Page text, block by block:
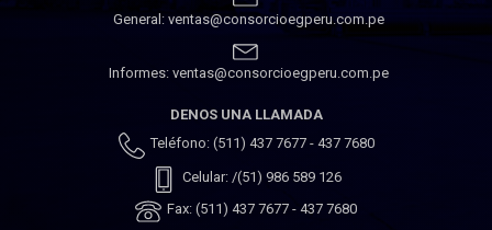
General: ventas@consorcioegperu.com.pe
Informes: ventas@consorcioegperu.com.pe
DENOS UNA LLAMADA
Teléfono: (511) 437 7677 - 437 7680
Celular: /(51) 986 589 126
Fax: (511) 437 7677 - 437 7680